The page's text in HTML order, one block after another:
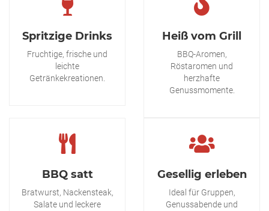
Spritzige Drinks
Fruchtige, frische und
leichte
Getränkekreationen.
Heiß vom Grill
BBQ-Aromen,
Röstaromen und
herzhafte
Genussmomente.
BBQ satt
Bratwurst, Nackensteak,
Salate und leckere
Gesellig erleben
Ideal für Gruppen,
Genussabende und